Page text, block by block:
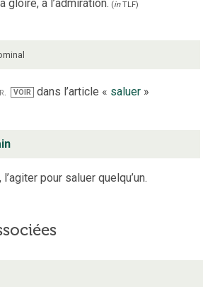
gloire, à l’admiration. (inTLF)
VOIR dans l’article « saluer»
pour saluer quelqu’un.